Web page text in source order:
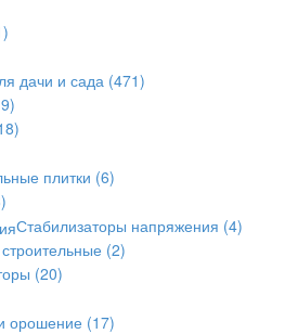
дачи и сада (471)
плитки (6)
Стабилизаторы напряжения (4)
(2)
(20)
орошение (17)